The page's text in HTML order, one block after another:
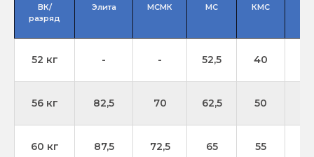
ВК/
разряд
Элита МСМК МС КМС
52 кг - - 52,5 40
56 кг 82,5 70 62,5 50
60 кг 87,5 72,5 65 55